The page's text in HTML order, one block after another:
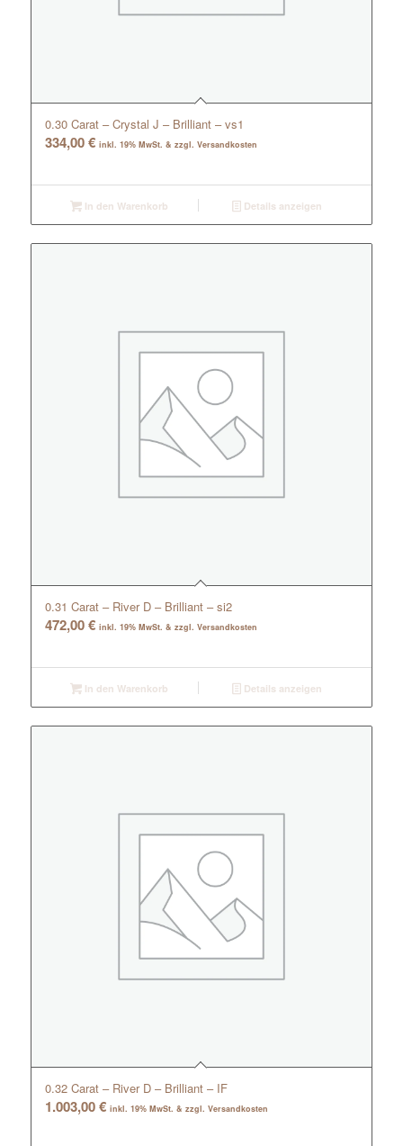
0.30 Carat – Crystal J – Brilliant – vs1
334,00€ inkl. 19% MwSt. & zzgl. Versandkosten
In den Warenkorb Details anzeigen
0.31 Carat – River D – Brilliant – si2
472,00€ inkl. 19% MwSt. & zzgl. Versandkosten
In den Warenkorb Details anzeigen
0.32 Carat – River D – Brilliant – IF
1.003,00€ inkl. 19% MwSt. & zzgl. Versandkosten